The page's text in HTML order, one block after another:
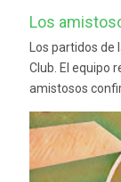
Los
Los partidos de
Club. El equipo
amistosos